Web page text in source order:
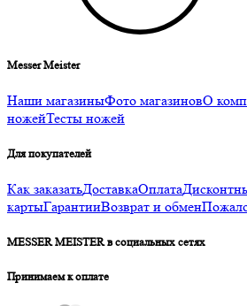
Messer Meister
Наши магазиныФото магазиновО
ножейТесты ножей
Для покупателей
Как заказатьДоставкаОплата
картыГарантииВозврат и обмен
MESSER MEISTER в социальных сетях
Принимаем к оплате